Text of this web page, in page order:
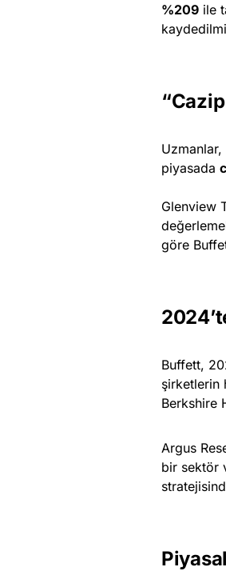
%209 ile
Uzmanlar,
piyasada
Glenview
göre
Buffett,
şirketlerin
Berkshire
Argus
bir sektör